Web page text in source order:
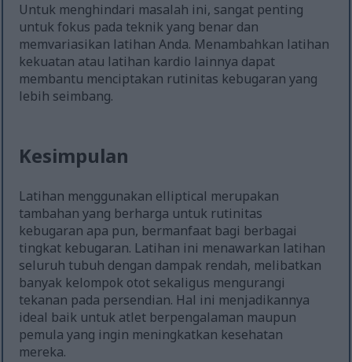
Untuk menghindari masalah ini, sangat penting
untuk fokus pada teknik yang benar dan
memvariasikan latihan Anda. Menambahkan latihan
kekuatan atau latihan kardio lainnya dapat
membantu menciptakan rutinitas kebugaran yang
lebih seimbang.
Kesimpulan
Latihan menggunakan elliptical merupakan
tambahan yang berharga untuk rutinitas
kebugaran apa pun, bermanfaat bagi berbagai
tingkat kebugaran. Latihan ini menawarkan latihan
seluruh tubuh dengan dampak rendah, melibatkan
banyak kelompok otot sekaligus mengurangi
tekanan pada persendian. Hal ini menjadikannya
ideal baik untuk atlet berpengalaman maupun
pemula yang ingin meningkatkan kesehatan
mereka.